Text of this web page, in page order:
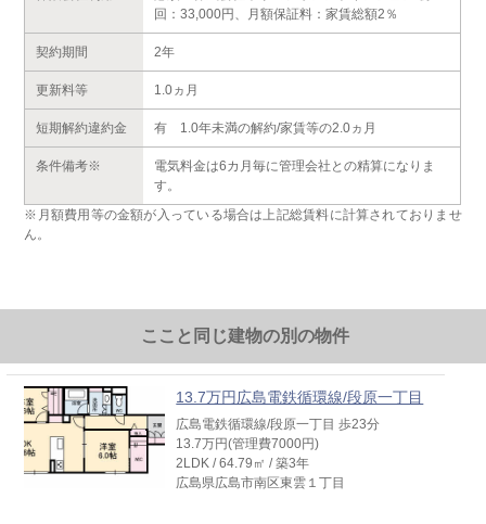
回：33,000円、月額保証料：家賃総額2％
契約期間 2年
更新料等 1.0ヵ月
短期解約違約金 有 1.0年未満の解約/家賃等の2.0ヵ月
条件備考※
電気料金は6カ月毎に管理会社との精算になりま
す。
※月額費用等の金額が入っている場合は上記総賃料に計算されておりませ
ん。
ここと同じ建物の別の物件
13.7万円広島電鉄循環線/段原一丁目
広島電鉄循環線/段原一丁目 歩23分
13.7万円(管理費7000円)
2LDK / 64.79㎡ / 築3年
広島県広島市南区東雲１丁目